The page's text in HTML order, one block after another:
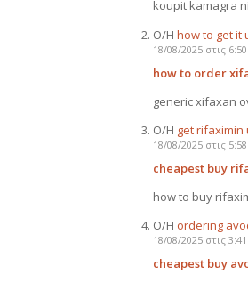
koupit kamagra
Ο/Η how to get it
18/08/2025 στις
how to order
generic xifaxan
Ο/Η get rifaximin
18/08/2025 στις
cheapest buy
how to buy
Ο/Η ordering
18/08/2025 στις
cheapest buy